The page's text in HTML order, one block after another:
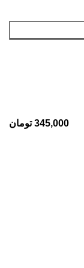
345,000 تومان